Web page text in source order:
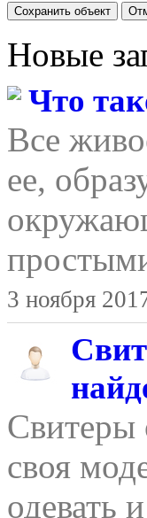
Новые
Что
Все
ее,
3 ноября
Свитеры
своя
одевать